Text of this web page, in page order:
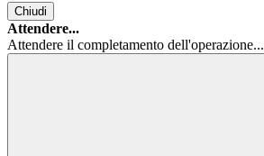
Chiudi
Attendere...
Attendere il completamento dell'operazione...